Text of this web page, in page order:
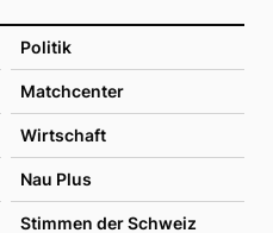
Politik
Matchcenter
Wirtschaft
Nau Plus
Stimmen der Schweiz